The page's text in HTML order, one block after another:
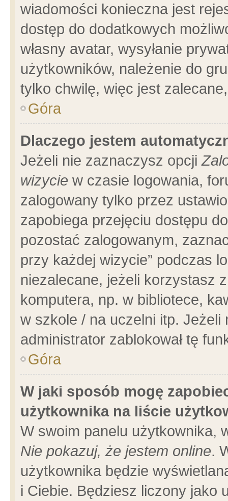
wiadomości konieczna jest
dostęp do dodatkowych
własny avatar, wysyłanie
użytkowników, należenie do
tylko chwilę, więc jest
Góra
Dlaczego jestem
Jeżeli nie zaznaczysz opcji
wizycie w czasie logowania,
zalogowany tylko przez
zapobiega przejęciu dostępu
pozostać zalogowanym,
przy każdej wizycie” podczas
niezalecane, jeżeli korzystasz
komputera, np. w bibliotece,
w szkole / na uczelni itp.
administrator zablokował tę
Góra
W jaki sposób mogę
użytkownika na liście
W swoim panelu użytkownika,
Nie pokazuj, że jestem online.
użytkownika będzie
i Ciebie. Będziesz liczony jako